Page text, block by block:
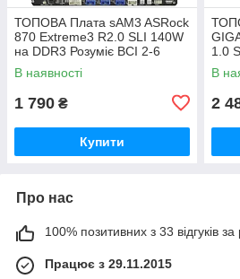
ТОПОВА Плата sAM3 ASRock
870 Extreme3 R2.0 SLI 140W
на DDR3 Розуміє ВСІ 2-6
ЯДЕРН ПРОЦИ + SATA III,
USB 3.0
В наявності
1 790 ₴
Купити
1.0
Z68
В
2
Про нас
100% позитивних з 33 відгуків за
Працює з 29.11.2015